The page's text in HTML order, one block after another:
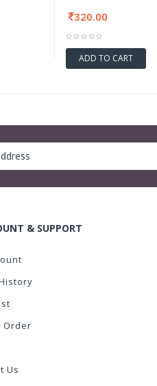
320.00
ADD TO CART
& SUPPORT
Order
Us